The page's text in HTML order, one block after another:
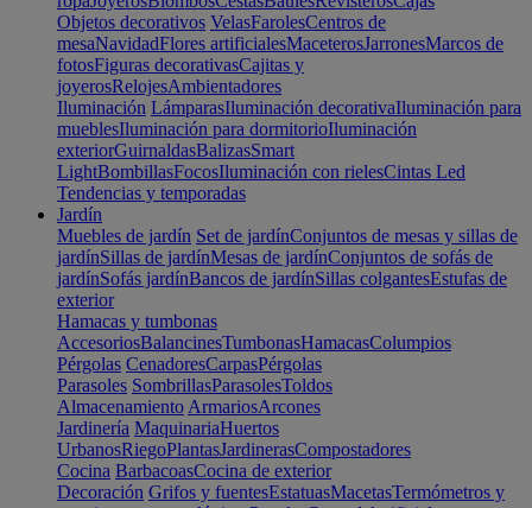
Objetos decorativos VelasFarolesCentros de
mesaNavidadFlores artificialesMaceterosJarronesMarcos de
fotosFiguras decorativasCajitas y
joyerosRelojesAmbientadores
Iluminación LámparasIluminación decorativaIluminación para
mueblesIluminación para dormitorioIluminación
exteriorGuirnaldasBalizasSmart
LightBombillasFocosIluminación con rielesCintas Led
Tendencias y temporadas
Jardín
Muebles de jardín Set de jardínConjuntos de mesas y sillas de
jardínSillas de jardínMesas de jardínConjuntos de sofás de
jardínSofás jardínBancos de jardínSillas colgantesEstufas de
exterior
Hamacas y tumbonas
AccesoriosBalancinesTumbonasHamacasColumpios
Pérgolas CenadoresCarpasPérgolas
Parasoles SombrillasParasolesToldos
Almacenamiento ArmariosArcones
Jardinería MaquinariaHuertos
UrbanosRiegoPlantasJardinerasCompostadores
Cocina BarbacoasCocina de exterior
Decoración Grifos y fuentesEstatuasMacetasTermómetros y